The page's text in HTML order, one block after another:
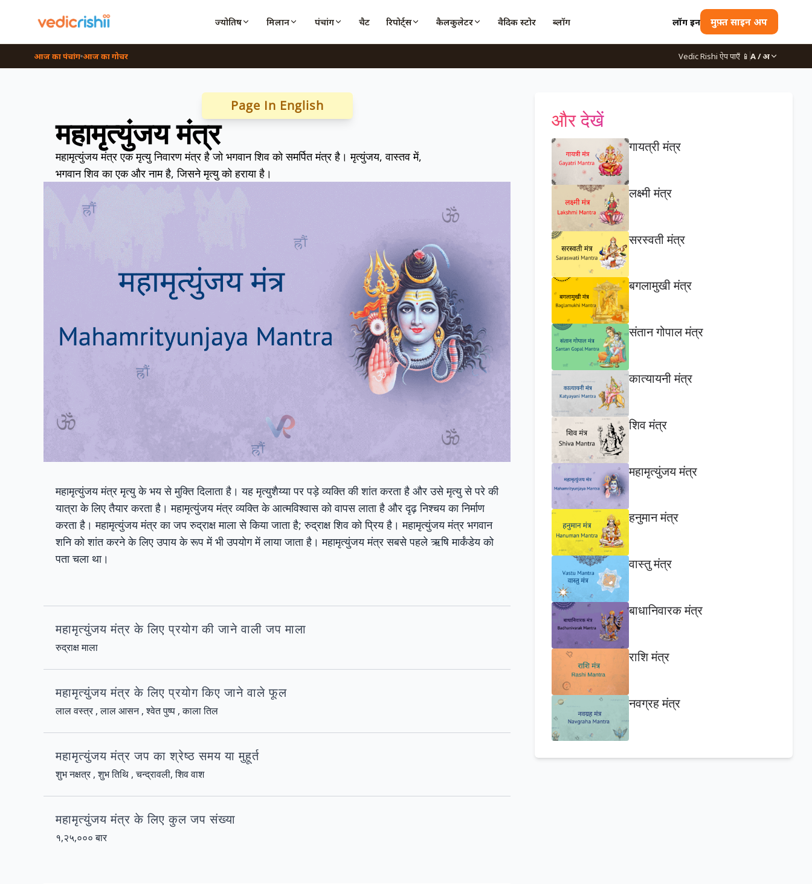
ज्योतिष मिलान पंचांग चैट रिपोर्ट्स कैलकुलेटर वैदिक स्टोर ब्लॉग लॉग इन मुफ़्त साइन अप
आज का पंचांग आज का गोचर Vedic Rishi ऐप पाएँ 📱 A / अ
Page In English
महामृत्युंजय मंत्र
महामृत्युंजय मंत्र एक मृत्यु निवारण मंत्र है जो भगवान शिव को समर्पित मंत्र है। मृत्युंजय, वास्तव में,
भगवान शिव का एक और नाम है, जिसने मृत्यु को हराया है।
महामृत्युंजय मंत्र मृत्यु के भय से मुक्ति दिलाता है। यह मृत्युशैय्या पर पड़े व्यक्ति की शांत करता है और उसे मृत्यु से परे की
यात्रा के लिए तैयार करता है। महामृत्युंजय मंत्र व्यक्ति के आत्मविश्वास को वापस लाता है और दृढ़ निश्चय का निर्माण
करता है। महामृत्युंजय मंत्र का जप रुद्राक्ष माला से किया जाता है; रुद्राक्ष शिव को प्रिय है। महामृत्युंजय मंत्र भगवान
शनि को शांत करने के लिए उपाय के रूप में भी उपयोग में लाया जाता है। महामृत्युंजय मंत्र सबसे पहले ऋषि मार्कंडेय को
पता चला था।
महामृत्युंजय मंत्र के लिए प्रयोग की जाने वाली जप माला
रुद्राक्ष माला
महामृत्युंजय मंत्र के लिए प्रयोग किए जाने वाले फूल
लाल वस्त्र , लाल आसन , श्वेत पुष्प , काला तिल
महामृत्युंजय मंत्र जप का श्रेष्ठ समय या मुहूर्त
शुभ नक्षत्र , शुभ तिथि , चन्द्रावली, शिव वाश
महामृत्युंजय मंत्र के लिए कुल जप संख्या
१,२५,००० बार
और देखें
गायत्री मंत्र
लक्ष्मी मंत्र
सरस्वती मंत्र
बगलामुखी मंत्र
संतान गोपाल मंत्र
कात्यायनी मंत्र
शिव मंत्र
महामृत्युंजय मंत्र
हनुमान मंत्र
वास्तु मंत्र
बाधानिवारक मंत्र
राशि मंत्र
नवग्रह मंत्र